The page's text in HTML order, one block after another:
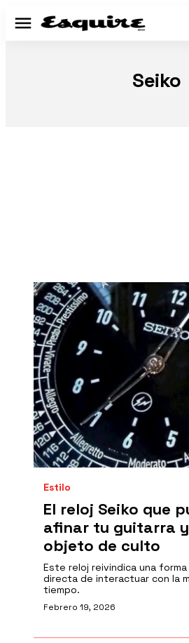
Menú
Seiko
Estilo
El reloj Seiko que
afinar tu guitarra
objeto de culto
Este reloj reivindica una forma
directa de interactuar con la
tiempo.
Febrero 19, 2026